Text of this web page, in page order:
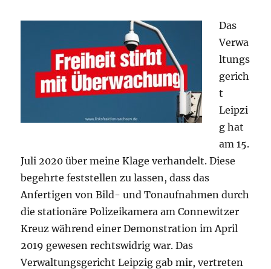
Das
Verwa
ltungs
gerich
t
Leipzi
g hat
am 15.
Juli 2020 über meine Klage verhandelt. Diese
begehrte feststellen zu lassen, dass das
Anfertigen von Bild- und Tonaufnahmen durch
die stationäre Polizeikamera am Connewitzer
Kreuz während einer Demonstration im April
2019 gewesen rechtswidrig war. Das
Verwaltungsgericht Leipzig gab mir, vertreten